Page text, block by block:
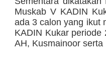
Muskab V KADIN
ada 3 calon yang ikut
KADIN Kukar periode
AH, Kusmainoor